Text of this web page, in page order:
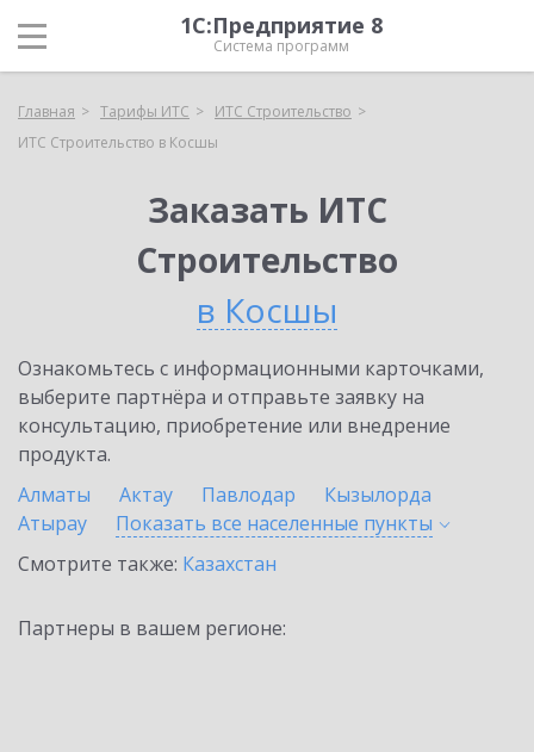
1С:Предприятие 8
Система программ
Главная Тарифы ИТС
ИТС Строительство
ИТС Строительство в Косшы
Заказать ИТС
Строительство
в Косшы
Ознакомьтесь с информационными карточками,
выберите партнёра и отправьте заявку на
консультацию, приобретение или внедрение
продукта.
Алматы
Актау Павлодар
Кызылорда
Атырау
Показать все населенные пункты
Смотрите также: Казахстан
Партнеры в вашем регионе: